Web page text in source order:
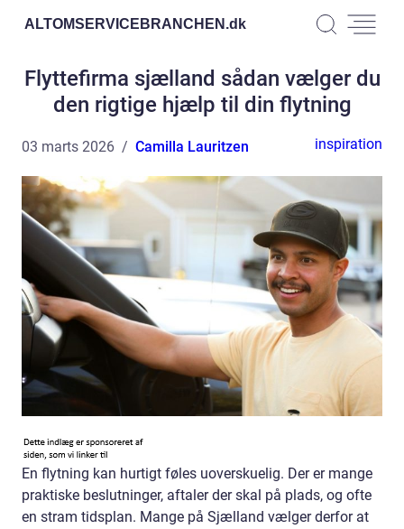
ALTOMSERVICEBRANCHEN.dk
Flyttefirma sjælland sådan vælger du
den rigtige hjælp til din flytning
03 marts 2026 Camilla Lauritzen inspiration
En flytning kan hurtigt føles uoverskuelig. Der er mange
praktiske beslutninger, aftaler der skal på plads, og ofte
en stram tidsplan. Mange på Sjælland vælger derfor at